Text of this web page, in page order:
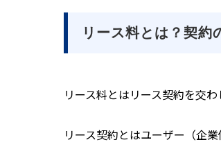
リース料とは？契約
リース料とはリース契約を交
リース契約とはユーザー（企